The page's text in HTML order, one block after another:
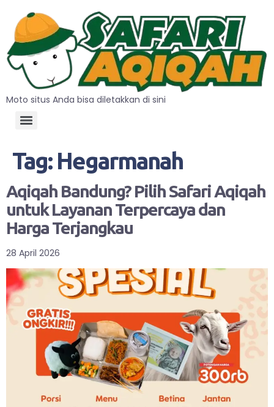
Moto situs Anda bisa diletakkan di sini
Tag: Hegarmanah
Aqiqah Bandung? Pilih Safari Aqiqah
untuk Layanan Terpercaya dan
Harga Terjangkau
28 April 2026